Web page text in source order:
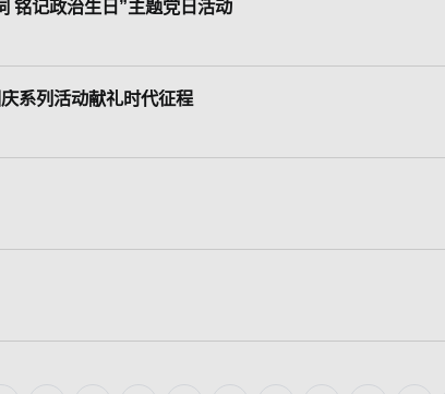
铭记政治生日”主题党日活动
系列活动献礼时代征程